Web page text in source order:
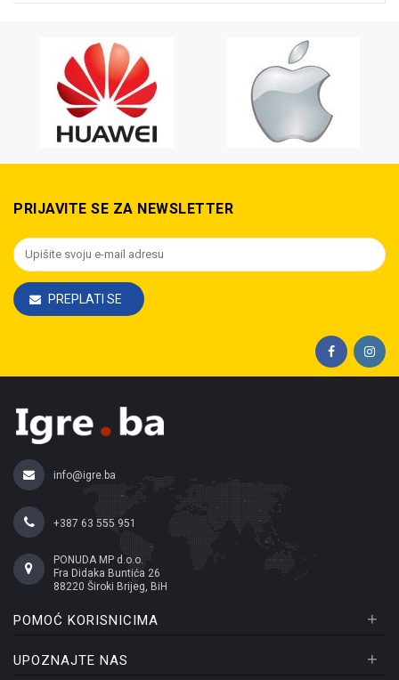
PRIJAVITE SE ZA NEWSLETTER
PREPLATI SE
info@igre.ba
+387 63 555 951
PONUDA MP d.o.o.
Fra Didaka Buntića 26
88220 Široki Brijeg, BiH
POMOĆ KORISNICIMA +
UPOZNAJTE NAS +